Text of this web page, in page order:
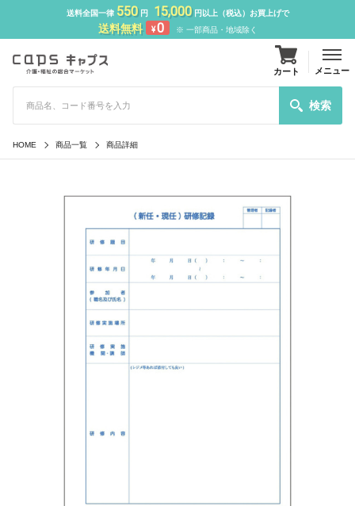
送料全国一律 550円 15,000円以上（税込）お買上げで
送料無料 ¥0 ※ 一部商品・地域除く
検索
カート メニュー
HOME 商品一覧 商品詳細